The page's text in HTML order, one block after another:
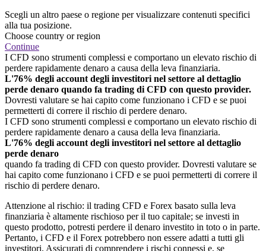
Scegli un altro paese o regione per visualizzare contenuti specifici
alla tua posizione.
Choose country or region
Continue
I CFD sono strumenti complessi e comportano un elevato rischio di
perdere rapidamente denaro a causa della leva finanziaria.
L'76% degli account degli investitori nel settore al dettaglio
perde denaro quando fa trading di CFD con questo provider.
Dovresti valutare se hai capito come funzionano i CFD e se puoi
permetterti di correre il rischio di perdere denaro.
I CFD sono strumenti complessi e comportano un elevato rischio di
perdere rapidamente denaro a causa della leva finanziaria.
L'76% degli account degli investitori nel settore al dettaglio
perde denaro
quando fa trading di CFD con questo provider. Dovresti valutare se
hai capito come funzionano i CFD e se puoi permetterti di correre il
rischio di perdere denaro.
Attenzione al rischio: il trading CFD e Forex basato sulla leva
finanziaria è altamente rischioso per il tuo capitale; se investi in
questo prodotto, potresti perdere il denaro investito in toto o in parte.
Pertanto, i CFD e il Forex potrebbero non essere adatti a tutti gli
investitori. Assicurati di comprendere i rischi connessi e, se